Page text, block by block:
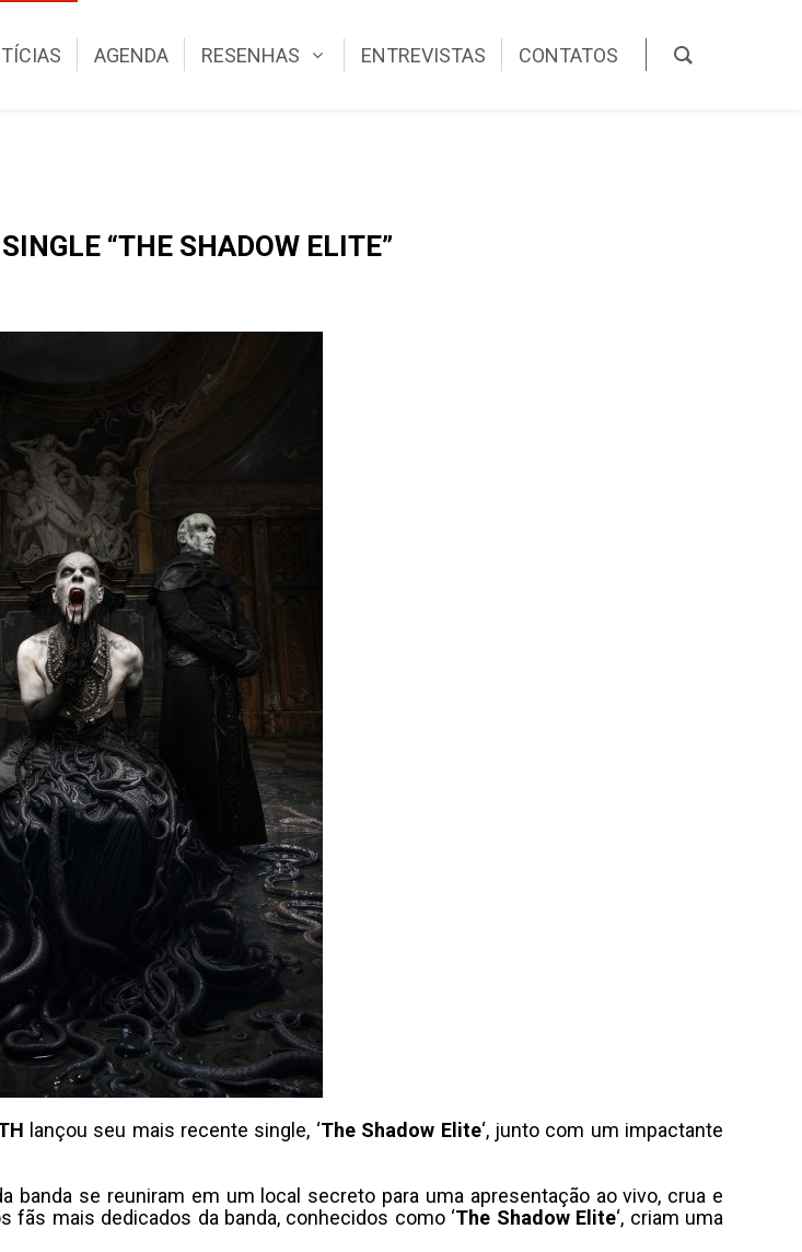
AGENDA RESENHAS ENTREVISTAS CONTATOS
“THE SHADOW ELITE”
lançou seu mais recente single, ‘The Shadow Elite‘, junto com um impactante
banda se reuniram em um local secreto para uma apresentação ao vivo, crua e
fãs mais dedicados da banda, conhecidos como ‘The Shadow Elite‘, criam uma